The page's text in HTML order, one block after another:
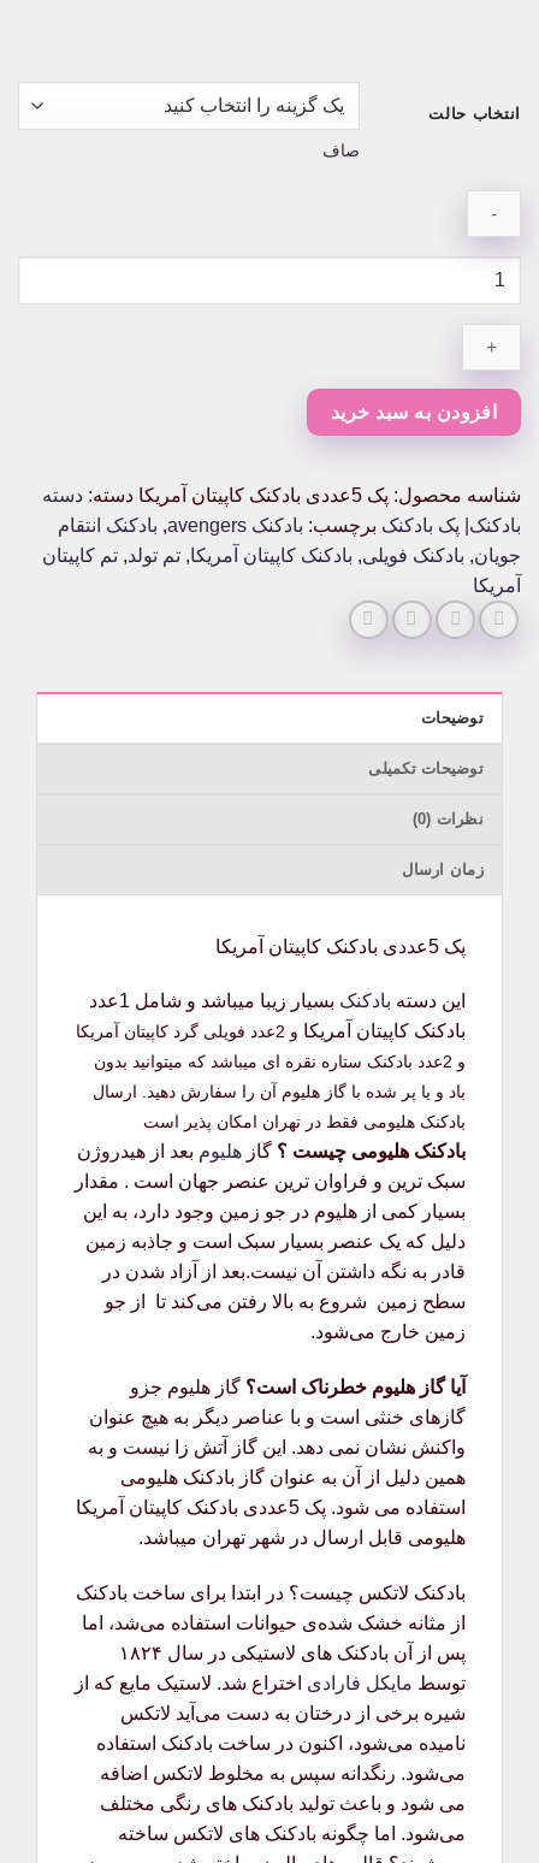
انتخاب حالت
صاف
بادکنک
کاپیتان
عدد
افزودن به سبد خرید
شناسه محصول: پک 5عددی بادکنک کاپیتان آمریکا دسته: دسته
بادکنک| پک بادکنک برچسب: بادکنک avengers , بادکنک انتقام
جویان, بادکنک فویلی, بادکنک کاپیتان آمریکا, تم تولد, تم کاپیتان
آمریکا
توضیحات
توضیحات تکمیلی
نظرات (0)
زمان ارسال
پک 5عددی بادکنک کاپیتان آمریکا
این دسته بادکنک
بسیار زیبا میباشد و شامل 1عدد
بادکنک کاپیتان آمریکا و 2عدد فویلی گرد کاپیتان آمریکا
و 2عدد بادکنک ستاره نقره ای میباشد که میتوانید بدون
باد و یا پر شده با گاز هلیوم آن را سفارش دهید. ارسال
بادکنک هلیومی فقط در تهران امکان پذیر است
بادکنک هلیومی چیست ؟ گاز هلیوم بعد از هیدروژن
سبک‌ ترین و فراوان‌ ترین عنصر جهان است . مقدار
بسیار کمی از هلیوم در جو زمین وجود دارد، به این
دلیل که یک عنصر بسیار سبک است و جاذبه زمین
قادر به نگه داشتن آن نیست.بعد از آزاد شدن در
سطح زمین شروع به بالا رفتن می‌کند تا از جو
زمین خارج می‌شود.
آیا گاز هلیوم خطرناک است؟ گاز هلیوم جزو
گازهای خنثی است و با عناصر دیگر به هیچ عنوان
واکنش نشان نمی دهد. این گاز آتش زا نیست و به
همین دلیل از آن به عنوان گاز بادکنک هلیومی
استفاده می شود. پک 5عددی بادکنک کاپیتان آمریکا
هلیومی قابل ارسال در شهر تهران میباشد.
بادکنک لاتکس چیست؟ در ابتدا برای ساخت بادکنک
از مثانه خشک شده‌ی حیوانات استفاده می‌شد، اما
پس از آن بادکنک های لاستیکی در سال ۱۸۲۴
توسط مایکل فارادی اختراع شد. لاستیک مایع که از
شیره برخی از درختان به دست می‌آید لاتکس
نامیده می‌شود، اکنون در ساخت بادکنک استفاده
می‌شود. رنگدانه سپس به مخلوط لاتکس اضافه
می شود و باعث تولید بادکنک های رنگی مختلف
می‌شود. اما چگونه بادکنک های لاتکس ساخته